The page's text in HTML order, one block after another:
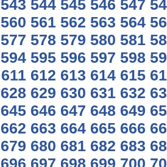
543 544 545 546 547
560 561 562 563 564
577 578 579 580 581
594 595 596 597 598
611 612 613 614 615
628 629 630 631 632
645 646 647 648 649
662 663 664 665 666
679 680 681 682 683
696 697 698 699 700